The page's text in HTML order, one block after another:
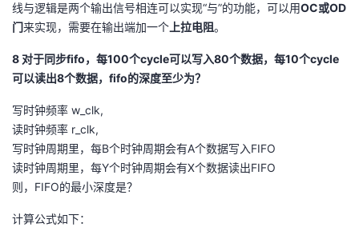
线与逻辑是两个输出信号相连可以实现“与”的功能，可以用OC或OD
门来实现，需要在输出端加一个 上拉电阻。
8 对于同步fifo，每100个cycle可以写入80个数据，每10个cycle
可以读出8个数据，fifo的深度至少为？
写时钟频率 w_clk,
读时钟频率 r_clk,
写时钟周期里，每B个时钟周期会有A个数据写入FIFO
读时钟周期里，每Y个时钟周期会有X个数据读出FIFO
则，FIFO的最小深度是？
计算公式如下：